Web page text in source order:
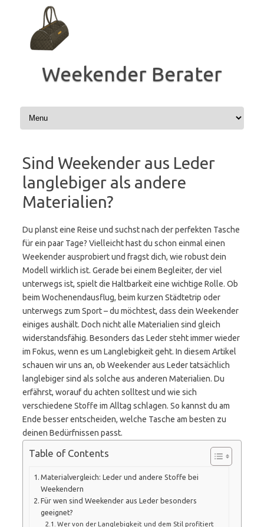
springen
Weekender Berater
Sind Weekender aus Leder
langlebiger als andere
Materialien?
Du planst eine Reise und suchst nach der perfekten Tasche
für ein paar Tage? Vielleicht hast du schon einmal einen
Weekender ausprobiert und fragst dich, wie robust dein
Modell wirklich ist. Gerade bei einem Begleiter, der viel
unterwegs ist, spielt die Haltbarkeit eine wichtige Rolle. Ob
beim Wochenendausflug, beim kurzen Städtetrip oder
unterwegs zum Sport – du möchtest, dass dein Weekender
einiges aushält. Doch nicht alle Materialien sind gleich
widerstandsfähig. Besonders das Leder steht immer wieder
im Fokus, wenn es um Langlebigkeit geht. In diesem Artikel
schauen wir uns an, ob Weekender aus Leder tatsächlich
langlebiger sind als solche aus anderen Materialien. Du
erfährst, worauf du achten solltest und wie sich
verschiedene Stoffe im Alltag schlagen. So kannst du am
Ende besser entscheiden, welche Tasche am besten zu
deinen Bedürfnissen passt.
Table of Contents
Materialvergleich: Leder und andere Stoffe bei
Weekendern
Für wen sind Weekender aus Leder besonders
geeignet?
Wer von der Langlebigkeit und dem Stil profitiert